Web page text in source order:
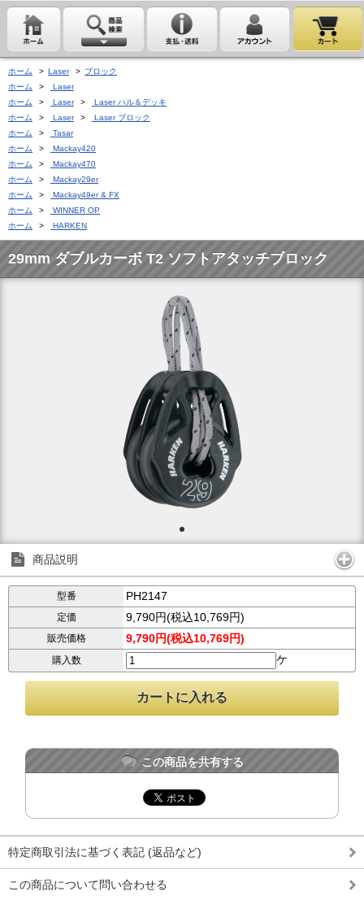
ホーム > Laser > ブロック
ホーム
>
Laser
ホーム
> Laser >
Laser ハル＆デッキ
ホーム
> Laser >
Laser ブロック
ホーム
>
Tasar
ホーム
>
Mackay420
ホーム
>
Mackay470
ホーム
>
Mackay29er
ホーム
>
Mackay49er & FX
ホーム
>
WINNER OP
ホーム
> HARKEN
29mm ダブルカーボ T2 ソフトアタッチブロック
商品説明
型番 PH2147
定価 9,790円(税込10,769円)
販売価格 9,790円(税込10,769円)
購入数 ケ
この商品を共有する
特定商取引法に基づく表記 (返品など)
この商品について問い合わせる